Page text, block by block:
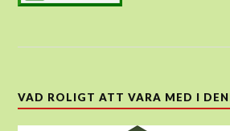
VAD ROLIGT ATT VARA MED I